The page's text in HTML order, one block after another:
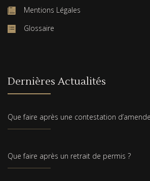
Mentions Légales
Glossaire
Dernières Actualités
Que faire après une contestation
Que faire après un retrait de permis ?